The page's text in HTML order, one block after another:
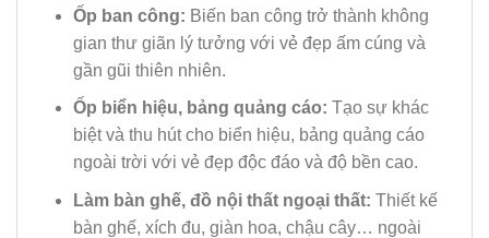
Ốp ban công: Biến ban công trở thành không
gian thư giãn lý tưởng với vẻ đẹp ấm cúng và
gần gũi thiên nhiên.
Ốp biển hiệu, bảng quảng cáo: Tạo sự khác
biệt và thu hút cho biển hiệu, bảng quảng cáo
ngoài trời với vẻ đẹp độc đáo và độ bền cao.
Làm bàn ghế, đồ nội thất ngoại thất: Thiết kế
bàn ghế, xích đu, giàn hoa, chậu cây… ngoài